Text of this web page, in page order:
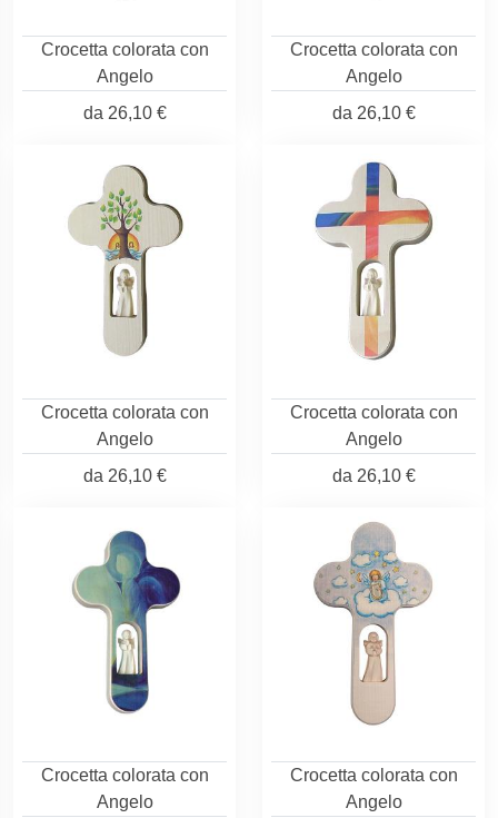
Crocetta colorata con
Angelo
da 26,10 €
Crocetta colorata con
Angelo
da 26,10 €
Crocetta colorata con
Angelo
da 26,10 €
Crocetta colorata con
Angelo
da 26,10 €
Crocetta colorata con
Angelo
Crocetta colorata con
Angelo